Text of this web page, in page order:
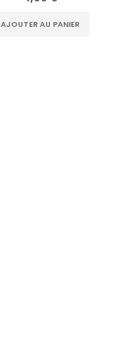
AJOUTER AU PANIER